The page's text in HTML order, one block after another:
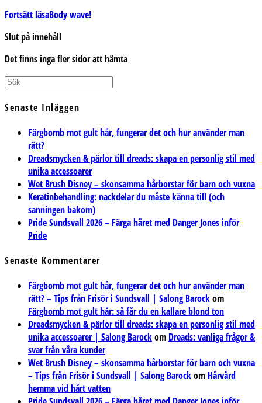
Fortsätt läsaBody wave!
Slut på innehåll
Det finns inga fler sidor att hämta
Senaste Inläggen
Färgbomb mot gult hår, fungerar det och hur använder man
rätt?
Dreadsmycken & pärlor till dreads: skapa en personlig stil med
unika accessoarer
Wet Brush Disney – skonsamma hårborstar för barn och vuxna
Keratinbehandling: nackdelar du måste känna till (och
sanningen bakom)
Pride Sundsvall 2026 – Färga håret med Danger Jones inför
Pride
Senaste Kommentarer
Färgbomb mot gult hår, fungerar det och hur använder man
rätt? – Tips från Frisör i Sundsvall | Salong Barockom
Färgbomb mot gult hår: så får du en kallare blond ton
Dreadsmycken & pärlor till dreads: skapa en personlig stil med
unika accessoarer | Salong Barockom Dreads: vanliga frågor &
svar från våra kunder
Wet Brush Disney – skonsamma hårborstar för barn och vuxna
– Tips från Frisör i Sundsvall | Salong Barockom Hårvård
hemma vid hårt vatten